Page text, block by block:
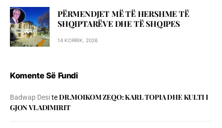
PËRMENDJET MË TË HERSHME TË
SHQIPTARËVE DHE TË SHQIPES
14 KORRIK, 2026
Komente Së Fundi
Badwap DesiteDR.MOIKOM ZEQO: KARL TOPIA DHE KULTI I
GJON VLADIMIRIT